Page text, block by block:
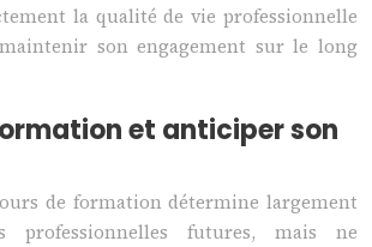
la qualité de vie professionnelle
son engagement sur le long
et anticiper son
de formation détermine largement
professionnelles futures, mais ne